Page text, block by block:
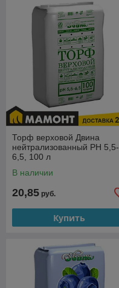
Торф верховой Двина
нейтрализованный PH 5,5-
6,5, 100 л
В наличии
20,85 руб.
Купить